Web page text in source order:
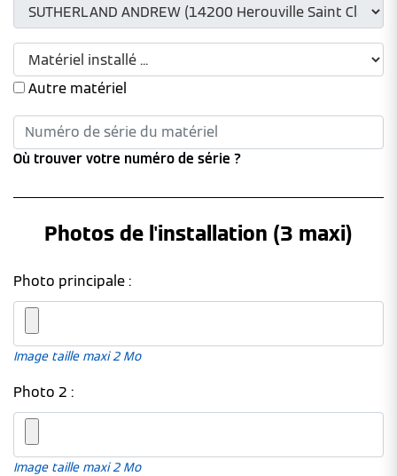
Autre matériel
Où trouver votre numéro de série ?
Photos de l'installation (3 maxi)
Photo principale :
Image taille maxi 2 Mo
Photo 2 :
Image taille maxi 2 Mo